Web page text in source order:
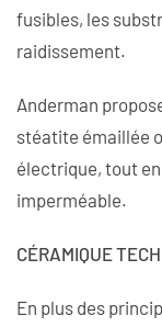
fusibles, les
raidissement.
Anderman
stéatite émaillée
électrique, tout
imperméable.
CÉRAMIQUE
En plus des